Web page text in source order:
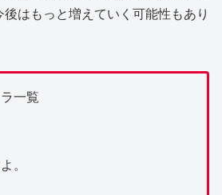
後はもっと増えていく可能性もあり
一覧
。